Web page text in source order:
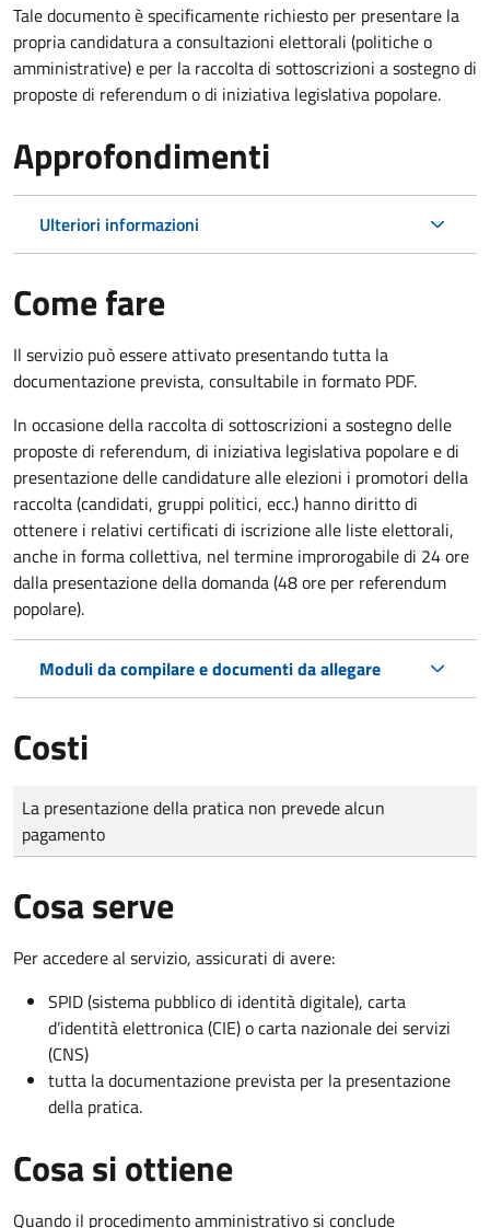
Tale documento è specificamente richiesto per presentare la
propria candidatura a consultazioni elettorali (politiche o
amministrative) e per la raccolta di sottoscrizioni a sostegno di
proposte di referendum o di iniziativa legislativa popolare.
Approfondimenti
Ulteriori informazioni
Come fare
Il servizio può essere attivato presentando tutta la
documentazione prevista, consultabile in formato PDF.
In occasione della raccolta di sottoscrizioni a sostegno delle
proposte di referendum, di iniziativa legislativa popolare e di
presentazione delle candidature alle elezioni i promotori della
raccolta (candidati, gruppi politici, ecc.) hanno diritto di
ottenere i relativi certificati di iscrizione alle liste elettorali,
anche in forma collettiva, nel termine improrogabile di 24 ore
dalla presentazione della domanda (48 ore per referendum
popolare).
Moduli da compilare e documenti da allegare
Costi
Tipo di pagamento
Importo
La presentazione della pratica non prevede alcun
pagamento
Cosa serve
Per accedere al servizio, assicurati di avere:
SPID (sistema pubblico di identità digitale), carta
d’identità elettronica (CIE) o carta nazionale dei servizi
(CNS)
tutta la documentazione prevista per la presentazione
della pratica.
Cosa si ottiene
Quando il procedimento amministrativo si conclude